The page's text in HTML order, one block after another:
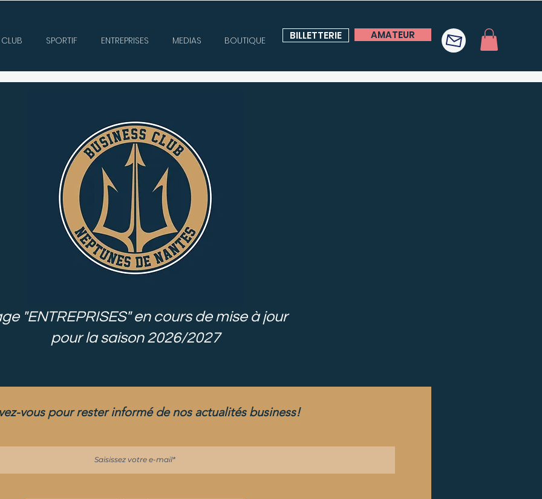
BILLETTERIE AMATEUR
CLUB SPORTIF ENTREPRISES MEDIAS BOUTIQUE
"ENTREPRISES" en cours de mise à jour
pour la saison 2026/2027
vous pour rester informé de nos actualités business!